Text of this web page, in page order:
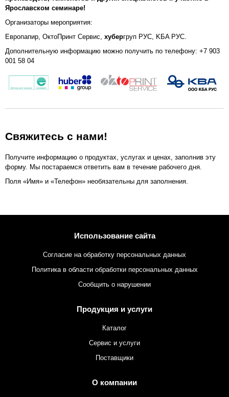
Ярославском семинаре!
Организаторы мероприятия:
Европапир, ОктоПринт Сервис, хубергруп РУС, KБA РУС.
Дополнительную информацию можно получить по телефону: +7 903
001 58 04
Свяжитесь с нами!
Получите информацию о продуктах, услугах и ценах, заполнив эту
форму. Мы постараемся ответить вам в течение рабочего дня.
Поля «Имя» и «Телефон» необязательны для заполнения.
Использование сайта
Согласие на обработку персональных данных
Политика в области обработки персональных данных
Сообщить о нарушении
Продукция и услуги
Каталог
Сервис и услуги
Поставщики
О компании